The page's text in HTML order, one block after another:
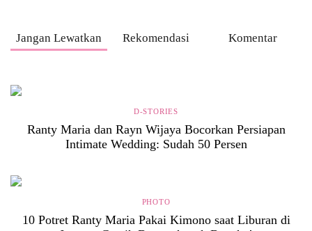
Jangan Lewatkan Rekomendasi Komentar
D-STORIES
Ranty Maria dan Rayn Wijaya Bocorkan Persiapan
Intimate Wedding: Sudah 50 Persen
PHOTO
10 Potret Ranty Maria Pakai Kimono saat Liburan di